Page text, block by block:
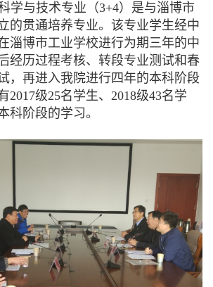
学与技术专业（3+4）是与淄博市
的贯通培养专业。该专业学生经中
淄博市工业学校进行为期三年的中
经历过程考核、转段专业测试和春
，再进入我院进行四年的本科阶段
2017级25名学生、 2018级43名学
科阶段的学习。